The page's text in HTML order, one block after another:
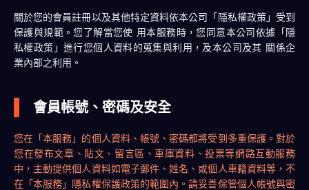
關於您的會員註冊以及其他特定資料依本公司「隱私權政策」受到
保護與規範。您了解當您使 用本服務時，您同意本公司依據「隱
私權政策」進行您個人資料的蒐集與利用，及本公司及其 關係企
業內部之利用。
會員帳號、密碼及安全
您在「本服務」的個人資料、帳號、密碼都將受到多重保護。對於
您在發布文章、貼文、留言區、車庫資料、投票等網路互動服務
中，主動提供個人資料如電子郵件、姓名、或個人車籍資料等，不
在「本服務」隱私權保護政策的範圍內。請妥善保管個人帳號與密